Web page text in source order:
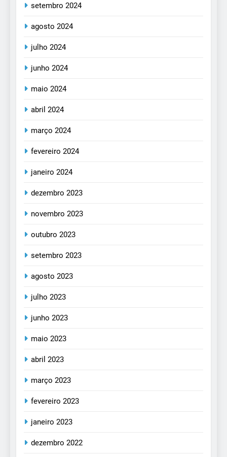
setembro 2024
agosto 2024
julho 2024
junho 2024
maio 2024
abril 2024
março 2024
fevereiro 2024
janeiro 2024
dezembro 2023
novembro 2023
outubro 2023
setembro 2023
agosto 2023
julho 2023
junho 2023
maio 2023
abril 2023
março 2023
fevereiro 2023
janeiro 2023
dezembro 2022